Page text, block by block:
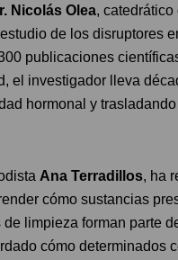
Nicolás Olea,
de los disruptores
publicaciones
el investigador lleva
hormonal y
Ana Terradillos, ha
cómo sustancias
limpieza forman parte
cómo determinados